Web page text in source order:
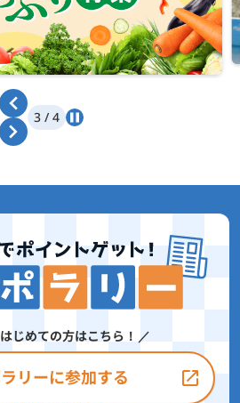
4 / 4
はじめての方はこちら！
リーに参加する